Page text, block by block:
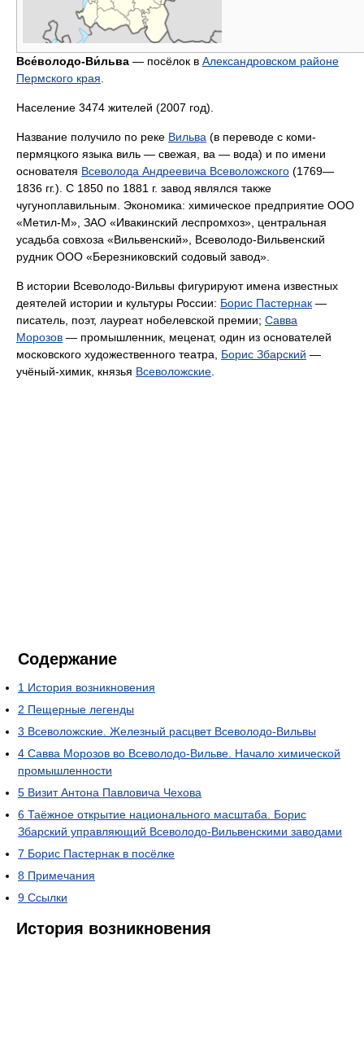
Все́володо-Ви́льва — посёлок в Александровском районе
Пермского края
Население 3474 жителей (2007 год).
Название получило по реке Вильва (в переводе с коми-
пермяцкого языка виль — свежая, ва — вода) и по имени
основателя Всеволода Андреевича Всеволожского (1769—
1836 гг.). С 1850 по 1881 г. завод являлся также
чугуноплавильным. Экономика: химическое предприятие ООО
«Метил-М», ЗАО «Ивакинский леспромхоз», центральная
усадьба совхоза «Вильвенский», Всеволодо-Вильвенский
рудник ООО «Березниковский содовый завод».
В истории Всеволодо-Вильвы фигурируют имена известных
деятелей истории и культуры России: Борис Пастернак —
писатель, поэт, лауреат нобелевской премии; Савва
Морозов — промышленник, меценат, один из основателей
московского художественного театра, Борис Збарский —
учёный-химик, князья Всеволожские
Содержание
1 История возникновения
2 Пещерные легенды
3 Всеволожские. Железный расцвет Всеволодо-Вильвы
4 Савва Морозов во Всеволодо-Вильве. Начало химической
промышленности
5 Визит Антона Павловича Чехова
6 Таёжное открытие национального масштаба. Борис
Збарский управляющий Всеволодо-Вильвенскими заводами
7 Борис Пастернак в посёлке
8 Примечания
9 Ссылки
История возникновения